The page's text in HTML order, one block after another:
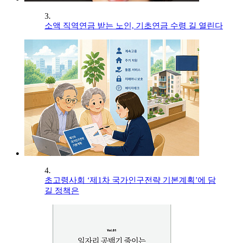
3.
소액 직역연금 받는 노인, 기초연금 수령 길 열린다
4.
초고령사회 ‘제1차 국가인구전략 기본계획’에 담
길 정책은